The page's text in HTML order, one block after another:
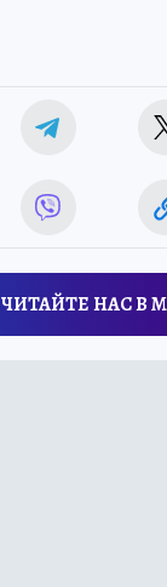
ЧИТАЙТЕ НАС В